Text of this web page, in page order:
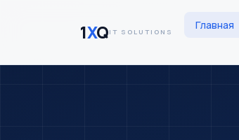
1XQIT SOLUTIONS
Главная